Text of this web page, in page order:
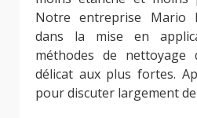
Notre entreprise Mario
dans la mise en
méthodes de nettoyage
délicat aux plus fortes.
pour discuter largement